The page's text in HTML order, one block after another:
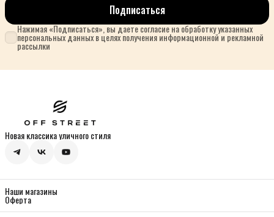
Подписаться
Нажимая «Подписаться», вы даете согласие на обработку указанных
персональных данных в целях получения информационной и рекламной
рассылки
Новая классика уличного стиля
Наши магазины
Оферта